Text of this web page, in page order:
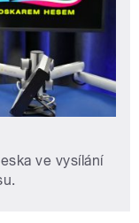
ve vysílání